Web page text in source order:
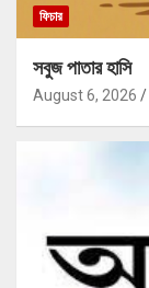
ফিচার
সবুজ পাতার হাসি
August 6, 2026